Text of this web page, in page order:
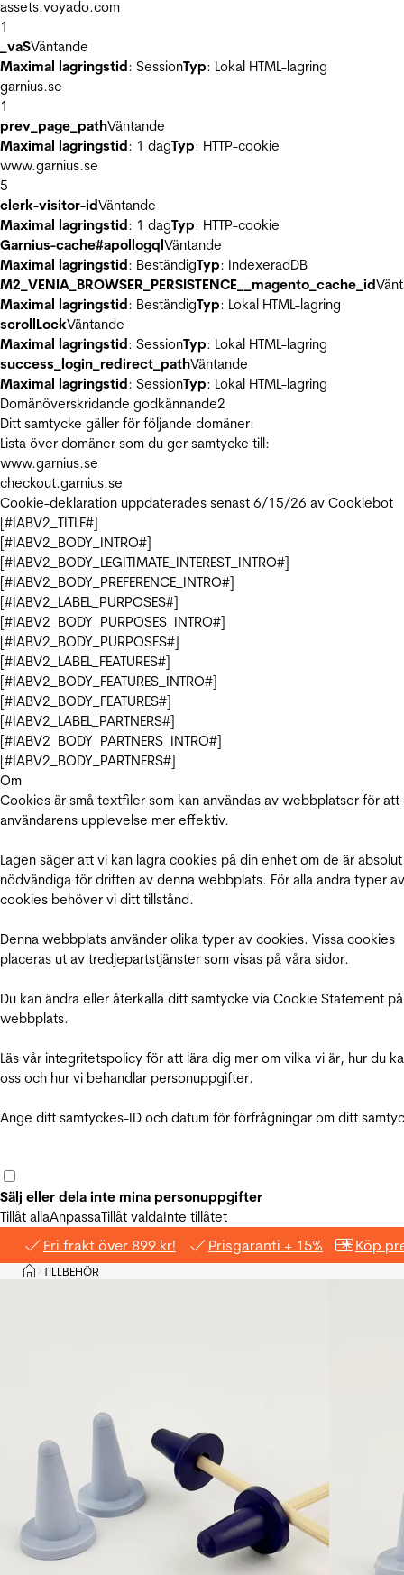
assets.voyado.com
1
_vaSVäntande
Maximal lagringstid: SessionTyp: Lokal HTML-lagring
garnius.se
1
prev_page_pathVäntande
Maximal lagringstid: 1 dagTyp: HTTP-cookie
www.garnius.se
5
clerk-visitor-idVäntande
Maximal lagringstid: 1 dagTyp: HTTP-cookie
Garnius-cache#apollogqlVäntande
Maximal lagringstid: BeständigTyp: IndexeradDB
M2_VENIA_BROWSER_PERSISTENCE__magento_cache_id
Maximal lagringstid: BeständigTyp: Lokal HTML-lagring
scrollLockVäntande
Maximal lagringstid: SessionTyp: Lokal HTML-lagring
success_login_redirect_pathVäntande
Maximal lagringstid: SessionTyp: Lokal HTML-lagring
Domänöverskridande godkännande2
Ditt samtycke gäller för följande domäner:
Lista över domäner som du ger samtycke till:
www.garnius.se
checkout.garnius.se
Cookie-deklaration uppdaterades senast 6/15/26 av Cookiebot
[#IABV2_TITLE#]
[#IABV2_BODY_INTRO#]
[#IABV2_BODY_LEGITIMATE_INTEREST_INTRO#]
[#IABV2_BODY_PREFERENCE_INTRO#]
[#IABV2_LABEL_PURPOSES#]
[#IABV2_BODY_PURPOSES_INTRO#]
[#IABV2_BODY_PURPOSES#]
[#IABV2_LABEL_FEATURES#]
[#IABV2_BODY_FEATURES_INTRO#]
[#IABV2_BODY_FEATURES#]
[#IABV2_LABEL_PARTNERS#]
[#IABV2_BODY_PARTNERS_INTRO#]
[#IABV2_BODY_PARTNERS#]
Om
Cookies är små textfiler som kan användas av webbplatser för att
användarens upplevelse mer effektiv.
Lagen säger att vi kan lagra cookies på din enhet om de är absolut
nödvändiga för driften av denna webbplats. För alla andra typer av
cookies behöver vi ditt tillstånd.
Denna webbplats använder olika typer av cookies. Vissa cookies
placeras ut av tredjepartstjänster som visas på våra sidor.
Du kan ändra eller återkalla ditt samtycke via Cookie Statement
webbplats.
Läs vår integritetspolicy för att lära dig mer om vilka vi är, hur du
oss och hur vi behandlar personuppgifter.
Ange ditt samtyckes-ID och datum för förfrågningar om ditt
Sälj eller dela inte mina personuppgifter
Tillåt allaAnpassaTillåt valdaInte tillåtet
Fri frakt över 899 kr! Prisgaranti + 15% Köp
Hem
>TILLBEHÖR